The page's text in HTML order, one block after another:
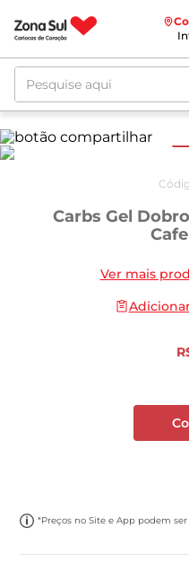
Pesquise aqui
Carbs Gel
Ver mais
*Preços no Site e App podem